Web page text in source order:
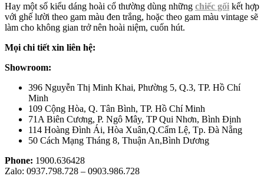
Hay một số kiểu dáng hoài cổ thường dùng những chiếc gối kết hợp
với ghế lười theo gam màu đen trắng, hoặc theo gam màu vintage sẽ
làm cho không gian trở nên hoài niệm, cuốn hút.
Mọi chi tiết xin liên hệ:
Showroom:
396 Nguyễn Thị Minh Khai, Phường 5, Q.3, TP. Hồ Chí
Minh
109 Cộng Hòa, Q. Tân Bình, TP. Hồ Chí Minh
71A Biên Cương, P. Ngô Mây, TP Qui Nhơn, Bình Định
114 Hoàng Đình Ái, Hòa Xuân,Q.Cẩm Lệ, Tp. Đà Nẵng
50 Cách Mạng Tháng 8, Thuận An,Bình Dương
Phone: 1900.636428
Zalo: 0937.798.728 – 0903.986.728